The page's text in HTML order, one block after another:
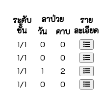
ระดับ
ชั้น
ลาป่วย
ราย
ละเอียด
วัน
คาบ
1/1 0
0
1/1 0
0
1/1 1
2
1/1 0
0